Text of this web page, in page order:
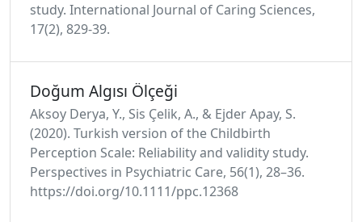
study. International Journal of Caring Sciences,
17(2), 829-39.
Doğum Algısı Ölçeği
Aksoy Derya, Y., Sis Çelik, A., & Ejder Apay, S.
(2020). Turkish version of the Childbirth
Perception Scale: Reliability and validity study.
Perspectives in Psychiatric Care, 56(1), 28–36.
https://doi.org/10.1111/ppc.12368